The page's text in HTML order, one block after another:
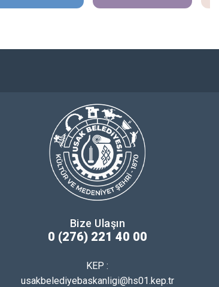
Bize Ulaşın
0 (276) 221 40 00
KEP :
usakbelediyebaskanligi@hs01.kep.tr